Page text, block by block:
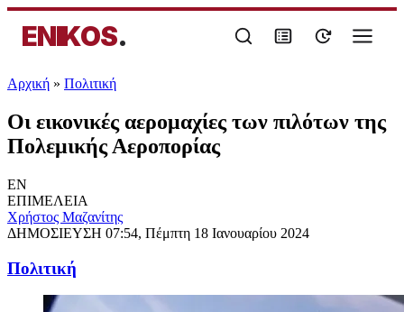
ENIKOS.
Αρχική » Πολιτική
Οι εικονικές αερομαχίες των πιλότων της
Πολεμικής Αεροπορίας
EN
ΕΠΙΜΕΛΕΙΑ
Χρήστος Μαζανίτης
ΔΗΜΟΣΙΕΥΣΗ 07:54, Πέμπτη 18 Ιανουαρίου 2024
Πολιτική